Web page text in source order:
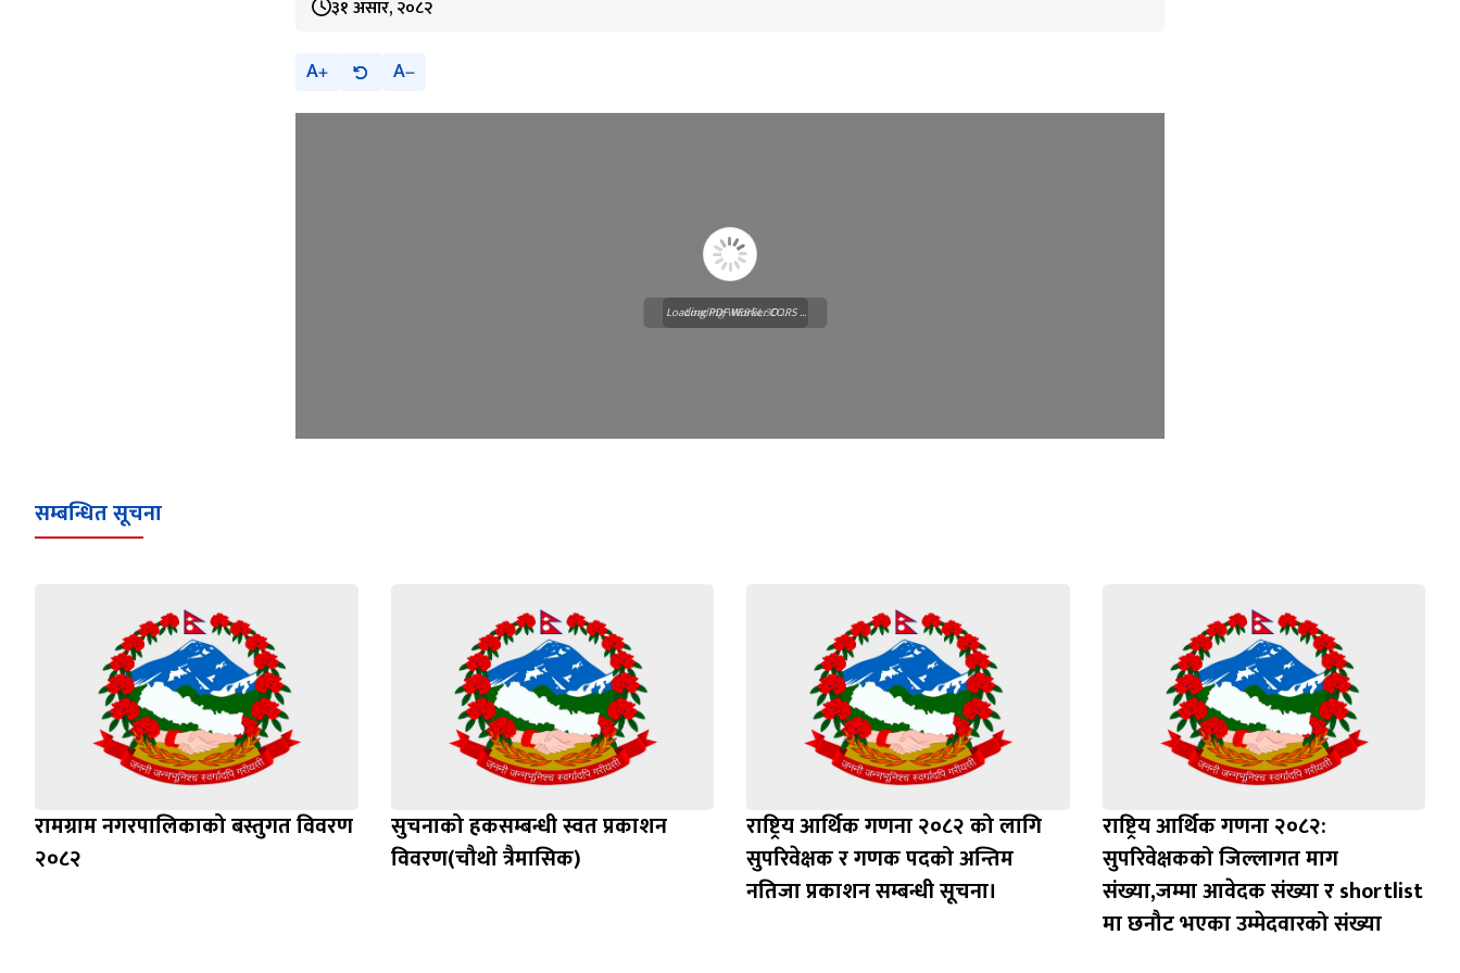
३१ असार, २०८२
A A
Loading WEBGL 3D ...
Loading PDF Worker CORS ...
सम्बन्धित सूचना
रामग्राम नगरपालिकाको बस्तुगत विवरण
२०८२
सुचनाको हकसम्बन्धी स्वत प्रकाशन
विवरण(चौथो त्रैमासिक)
राष्ट्रिय आर्थिक गणना २०८२ को लागि
सुपरिवेक्षक र गणक पदको अन्तिम
नतिजा प्रकाशन सम्बन्धी सूचना।
राष्ट्रिय आर्थिक गणना २०८२:
सुपरिवेक्षकको जिल्लागत माग
संख्या,जम्मा आवेदक संख्या र shortlist
मा छनौट भएका उम्मेदवारको संख्या